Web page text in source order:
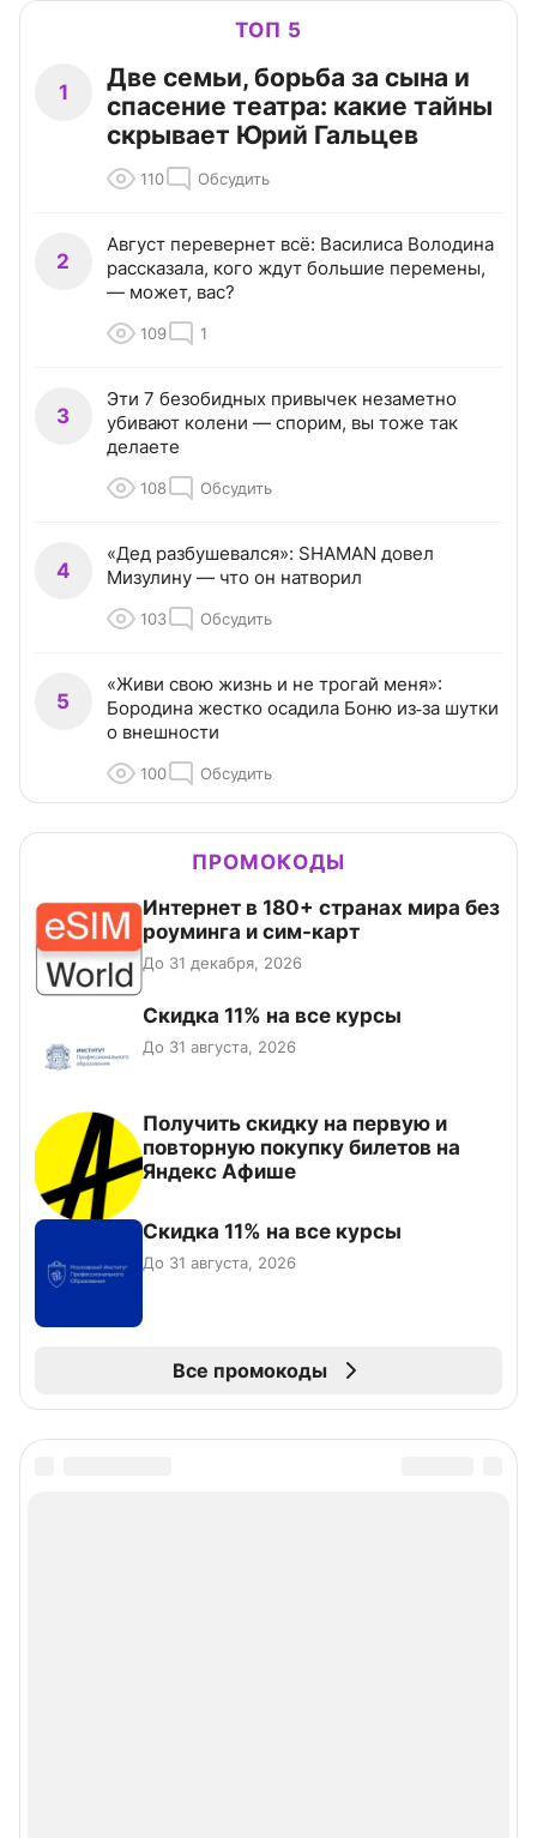
ТОП 5
1
Две семьи, борьба за сына и
спасение театра: какие тайны
скрывает Юрий Гальцев
110 Обсудить
2
Август перевернет всё: Василиса Володина
рассказала, кого ждут большие перемены,
— может, вас?
109 1
3
Эти 7 безобидных привычек незаметно
убивают колени — спорим, вы тоже так
делаете
108 Обсудить
4
«Дед разбушевался»: SHAMAN довел
Мизулину — что он натворил
103 Обсудить
5
«Живи свою жизнь и не трогай меня»:
Бородина жестко осадила Боню из‑за шутки
о внешности
100 Обсудить
ПРОМОКОДЫ
Интернет в 180+ странах мира без
роуминга и сим-карт
До 31 декабря, 2026
Скидка 11% на все курсы
До 31 августа, 2026
Получить скидку на первую и
повторную покупку билетов на
Яндекс Афише
Скидка 11% на все курсы
До 31 августа, 2026
Все промокоды